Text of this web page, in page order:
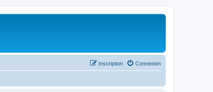
Connexion
Inscription